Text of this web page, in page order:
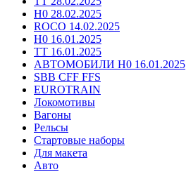
H0 28.02.2025
ROCO 14.02.2025
H0 16.01.2025
TT 16.01.2025
АВТОМОБИЛИ H0 16.01.2025
SBB CFF FFS
EUROTRAIN
Локомотивы
Вагоны
Рельсы
Стартовые наборы
Для макета
Авто